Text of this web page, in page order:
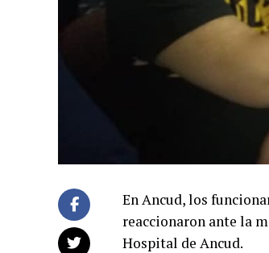
En Ancud, los
reaccionaron ante la
Hospital de Ancud.